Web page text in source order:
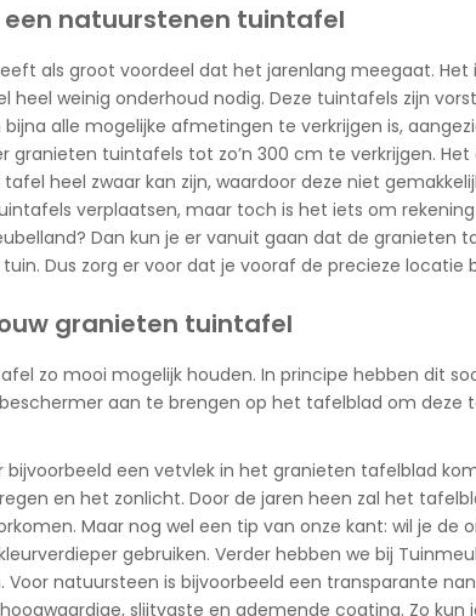
natuurstenen tuintafel
als groot voordeel dat het jarenlang meegaat. Het
weinig onderhoud nodig. Deze tuintafels zijn
alle mogelijke afmetingen te verkrijgen is,
granieten tuintafels tot zo’n 300 cm te verkrijgen.
heel zwaar kan zijn, waardoor deze niet
verplaatsen, maar toch is het iets om
Dan kun je er vanuit gaan dat de granieten
Dus zorg er voor dat je vooraf de precieze
granieten tuintafel
zo mooi mogelijk houden. In principe hebben dit
aan te brengen op het tafelblad om deze
een vetvlek in het granieten tafelblad
en het zonlicht. Door de jaren heen zal het
Maar nog wel een tip van onze kant: wil je de
gebruiken. Verder hebben we bij
Voor natuursteen is bijvoorbeeld een transparante
slijtvaste en ademende coating. Zo